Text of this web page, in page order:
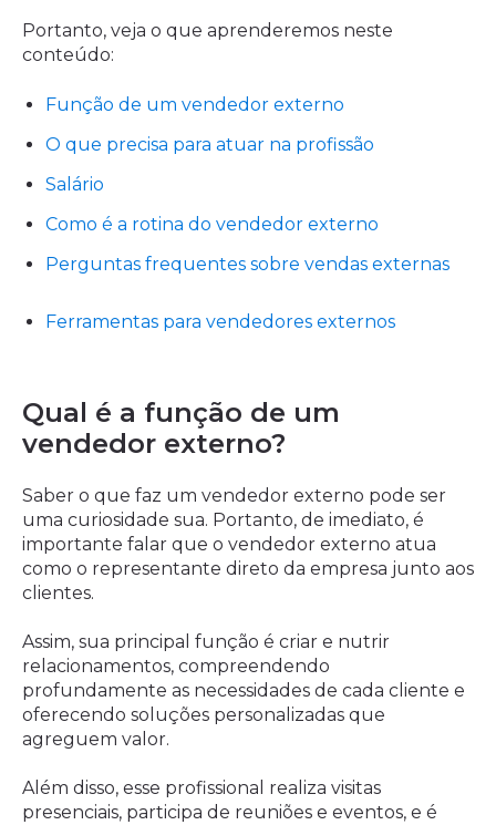
Portanto, veja o que aprenderemos neste
conteúdo:
Função de um vendedor externo
O que precisa para atuar na profissão
Salário
Como é a rotina do vendedor externo
Perguntas frequentes sobre vendas externas
Ferramentas para vendedores externos
Qual é a função de um
vendedor externo?
Saber o que faz um vendedor externo pode ser
uma curiosidade sua. Portanto, de imediato, é
importante falar que o vendedor externo atua
como o representante direto da empresa junto aos
clientes.
Assim, sua principal função é criar e nutrir
relacionamentos, compreendendo
profundamente as necessidades de cada cliente e
oferecendo soluções personalizadas que
agreguem valor.
Além disso, esse profissional realiza visitas
presenciais, participa de reuniões e eventos, e é